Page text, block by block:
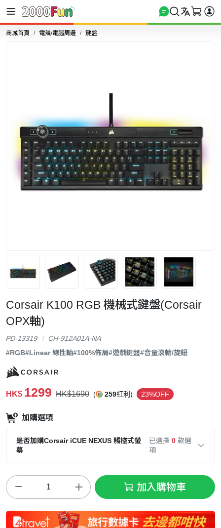
商城首頁 電競/電腦周邊 鍵盤
Corsair K100 RGB 機械式鍵盤(Corsair
OPX軸)
PD-13319
CH-912A01A-NA
#RGB#Linear 線性軸#100%佈局#遊戲鍵盤#音量滾輪/旋鈕
HK$ 1299 HK$1690 ( 259紅利) 23%OFF
加購選項
是否加購Corsair iCUE NEXUS 觸控式螢
幕
已選擇 0 款選
項
加入購物車